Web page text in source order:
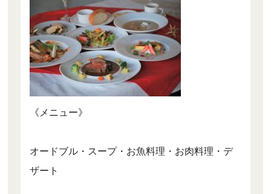
《メニュー》
オードブル・スープ・お魚料理・お肉料理・デ
ザート